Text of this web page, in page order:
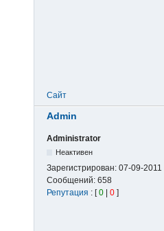
Сайт
Admin
Administrator
Неактивен
Зарегистрирован: 07-09-2011
Сообщений: 658
Репутация : [0 0 ]